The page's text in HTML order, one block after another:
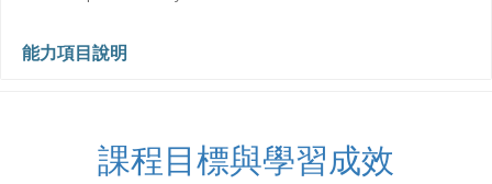
能力項目說明
課程目標與學習成效